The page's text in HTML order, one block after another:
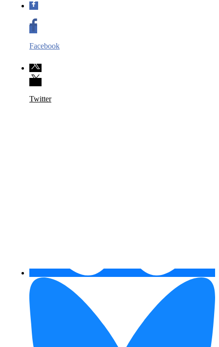
Facebook
Twitter